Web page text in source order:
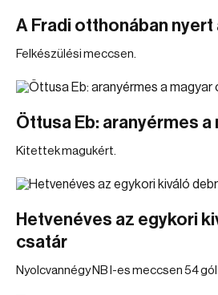
A Fradi otthonában nyert
Felkészülési meccsen.
Öttusa Eb: aranyérmes
Kitettek magukért.
Hetvenéves az egykori
csatár
Nyolcvannégy NB I-es meccsen 54